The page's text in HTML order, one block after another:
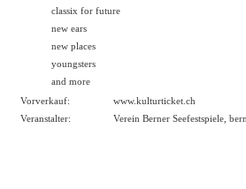
classix for future
new ears
new places
youngsters
and more
Vorverkauf:
www.kulturticket.ch
Veranstalter:
Verein Berner Seefestspiele,